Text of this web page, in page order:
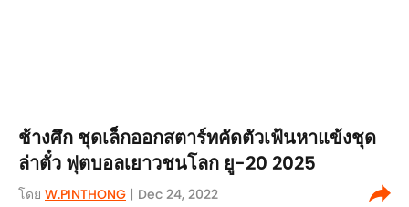
ช้างศึก ชุดเล็กออกสตาร์ทคัดตัวเฟ้นหาแข้งชุด
ล่าตั๋ว ฟุตบอลเยาวชนโลก ยู-20 2025
โดย W.PINTHONG | Dec 24, 2022